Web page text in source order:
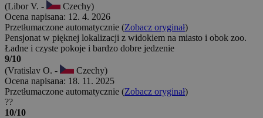
(Libor V. -
Czechy)
Ocena napisana: 12. 4. 2026
Przetłumaczone automatycznie (Zobacz oryginał)
Pensjonat w pięknej lokalizacji z widokiem na miasto i obok zoo.
Ładne i czyste pokoje i bardzo dobre jedzenie
9/10
(Vratislav O. -
Czechy)
Ocena napisana: 18. 11. 2025
Przetłumaczone automatycznie (Zobacz oryginał)
??
10/10